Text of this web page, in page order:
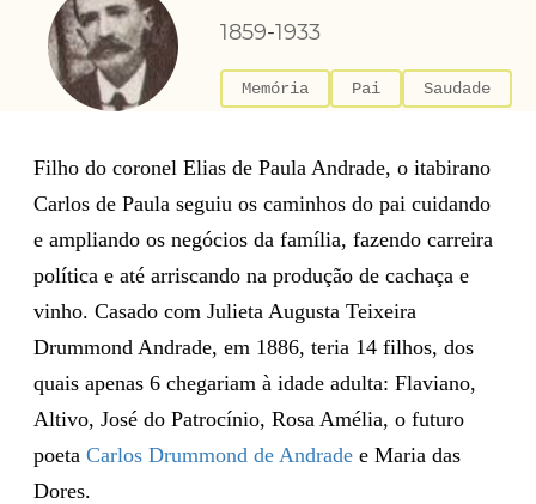
1859-1933
Memória Pai Saudade
Filho do coronel Elias de Paula Andrade, o itabirano
Carlos de Paula seguiu os caminhos do pai cuidando
e ampliando os negócios da família, fazendo carreira
política e até arriscando na produção de cachaça e
vinho. Casado com Julieta Augusta Teixeira
Drummond Andrade, em 1886, teria 14 filhos, dos
quais apenas 6 chegariam à idade adulta: Flaviano,
Altivo, José do Patrocínio, Rosa Amélia, o futuro
poeta Carlos Drummond de Andrade e Maria das
Dores.